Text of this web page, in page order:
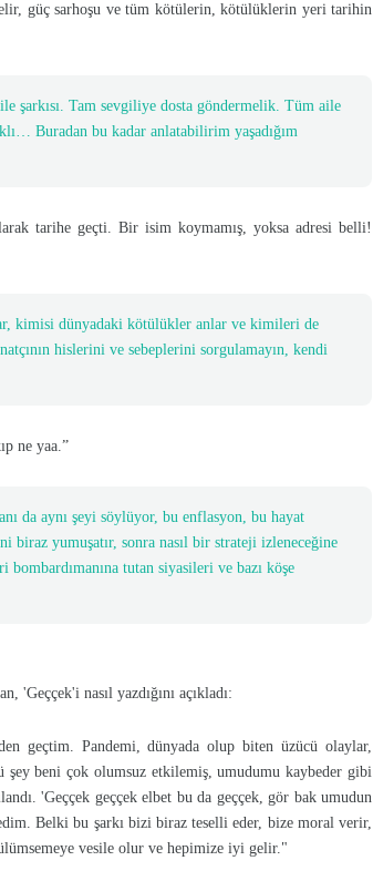
güç sarhoşu ve tüm kötülerin, kötülüklerin yeri tarihin
şarkısı. Tam sevgiliye dosta göndermelik. Tüm aile
Buradan bu kadar anlatabilirim yaşadığım
tarihe geçti. Bir isim koymamış, yoksa adresi belli!
kimisi dünyadaki kötülükler anlar ve kimileri de
hislerini ve sebeplerini sorgulamayın, kendi
ne yaa.”
da aynı şeyi söylüyor, bu enflasyon, bu hayat
biraz yumuşatır, sonra nasıl bir strateji izleneceğine
bombardımanına tutan siyasileri ve bazı köşe
'Geççek'i nasıl yazdığını açıkladı:
geçtim. Pandemi, dünyada olup biten üzücü olaylar,
şey beni çok olumsuz etkilemiş, umudumu kaybeder gibi
'Geççek geççek elbet bu da geççek, gör bak umudun
Belki bu şarkı bizi biraz teselli eder, bize moral verir,
vesile olur ve hepimize iyi gelir."